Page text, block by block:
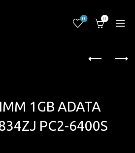
0 0
1GB ADATA
PC2-6400S